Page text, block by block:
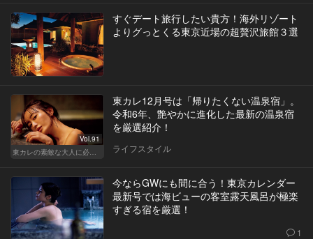
すぐデート旅行したい貴方！海外リゾート
よりグっとくる東京近場の超贅沢旅館３選
Vol.91
東カレの素敵な大人に必要なこと
東カレ12月号は「帰りたくない温泉宿」。
令和6年、艶やかに進化した最新の温泉宿
を厳選紹介！
ライフスタイル
今ならGWにも間に合う！東京カレンダー
最新号では海ビューの客室露天風呂が極楽
すぎる宿を厳選！
1